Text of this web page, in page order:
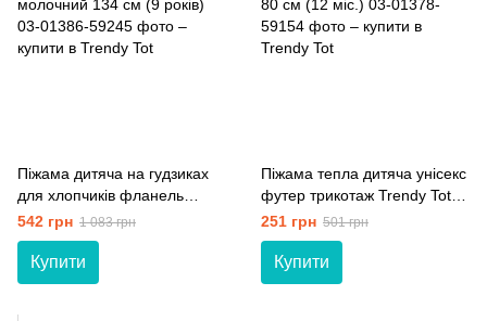
Піжама дитяча на гудзиках
для хлопчиків фланель
Trendy Tot 03-01386
молочний 134 см (9 років)
542 грн 1 083 грн
Купити
Піжама тепла дитяча унісекс
футер трикотаж Trendy Tot
03-01378 рожевий 80 см (12
мiс.)
251 грн 501 грн
Купити